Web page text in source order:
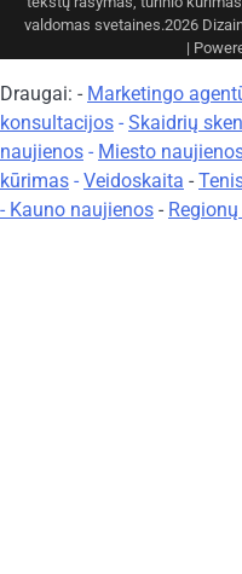
valdomas svetaines.2026
|
Draugai: - Marketingo
konsultacijos - Skaidrių
naujienos - Miesto
kūrimas - Veidoskaita -
- Kauno naujienos -